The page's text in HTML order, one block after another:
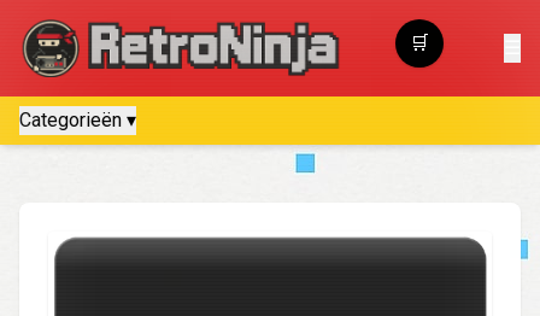
Categorieën ▾
🛒
Winkelwagen